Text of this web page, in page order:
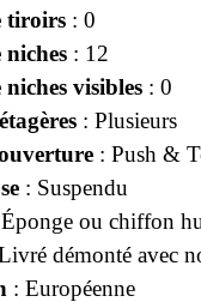
tiroirs : 0
: 12
visibles : 0
: Plusieurs
: Push &
: Suspendu
ou chiffon
démonté avec
: Européenne